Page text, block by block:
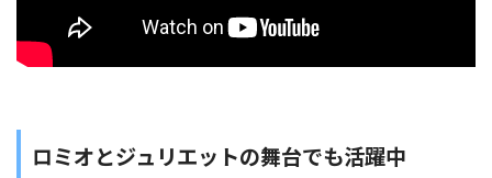
ロミオとジュリエットの舞台でも活躍中